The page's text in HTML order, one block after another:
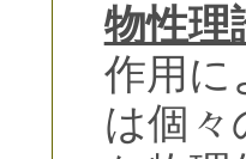
物性理
作用に
は個々